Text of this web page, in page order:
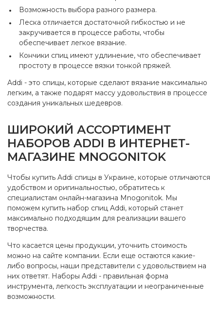
Возможность выбора разного размера.
Леска отличается достаточной гибкостью и не
закручивается в процессе работы, чтобы
обеспечивает легкое вязание.
Кончики спиц имеют удлинение, что обеспечивает
простоту в процессе вязки тонкой пряжей.
Addi - это спицы, которые сделают вязание максимально
легким, а также подарят массу удовольствия в процессе
создания уникальных шедевров.
ШИРОКИЙ АССОРТИМЕНТ
НАБОРОВ ADDI В ИНТЕРНЕТ-
МАГАЗИНЕ MNOGONITOK
Чтобы купить Addi спицы в Украине, которые отличаются
удобством и оригинальностью, обратитесь к
специалистам онлайн-магазина Mnogonitok. Мы
поможем купить набор спиц Addi, который станет
максимально подходящим для реализации вашего
творчества.
Что касается цены продукции, уточнить стоимость
можно на сайте компании. Если еще остаются какие-
либо вопросы, наши представители с удовольствием на
них ответят. Наборы Addi - правильная форма
инструмента, легкость эксплуатации и неограниченные
возможности.